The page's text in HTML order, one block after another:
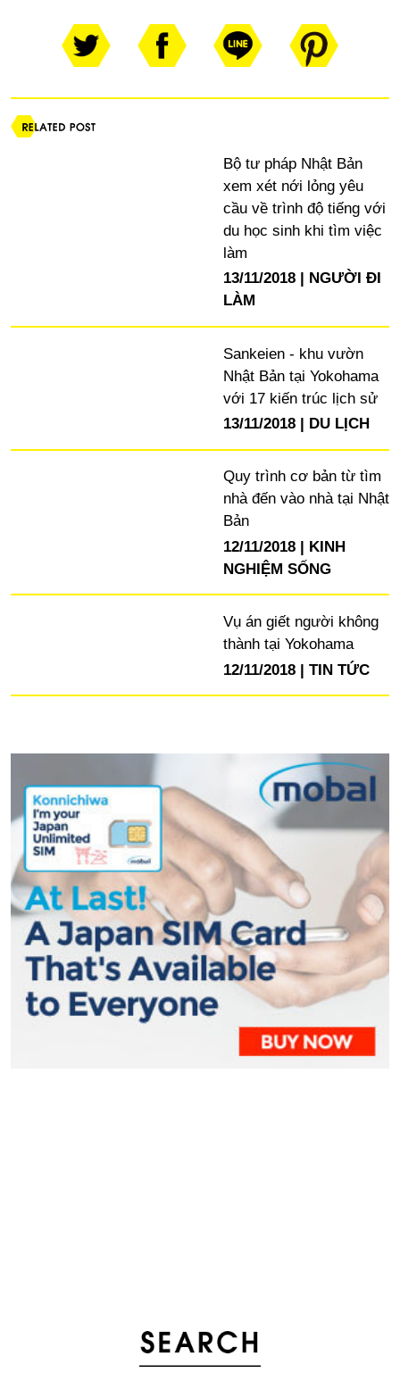
Bộ tư pháp Nhật Bản
xem xét nới lỏng yêu
cầu về trình độ tiếng với
du học sinh khi tìm việc
làm
13/11/2018
NGƯỜI ĐI
LÀM
Sankeien - khu vườn
Nhật Bản tại Yokohama
với 17 kiến trúc lịch sử
13/11/2018
DU LỊCH
Quy trình cơ bản từ tìm
nhà đến vào nhà tại Nhật
Bản
12/11/2018
KINH
NGHIỆM SỐNG
Vụ án giết người không
thành tại Yokohama
12/11/2018
TIN TỨC